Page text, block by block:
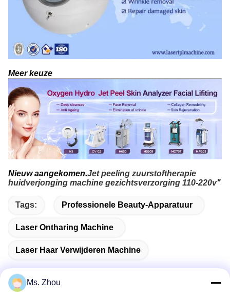
Meer keuze
Nieuw aangekomen.Jet peeling zuurstoftherapie
huidverjonging machine gezichtsverzorging 110-220v"
Tags: Professionele Beauty-Apparatuur
Laser Ontharing Machine
Laser Haar Verwijderen Machine
Ms. Zhou